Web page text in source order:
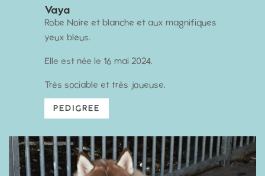
Vaya
Robe Noire et blanche et aux magnifiques
yeux bleus.
Elle est née le 16 mai 2024.
Très sociable et très joueuse.
PEDIGREE